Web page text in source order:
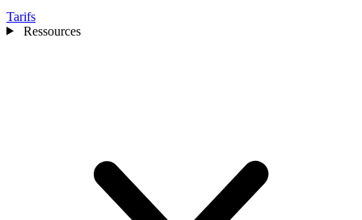
Tarifs
Ressources